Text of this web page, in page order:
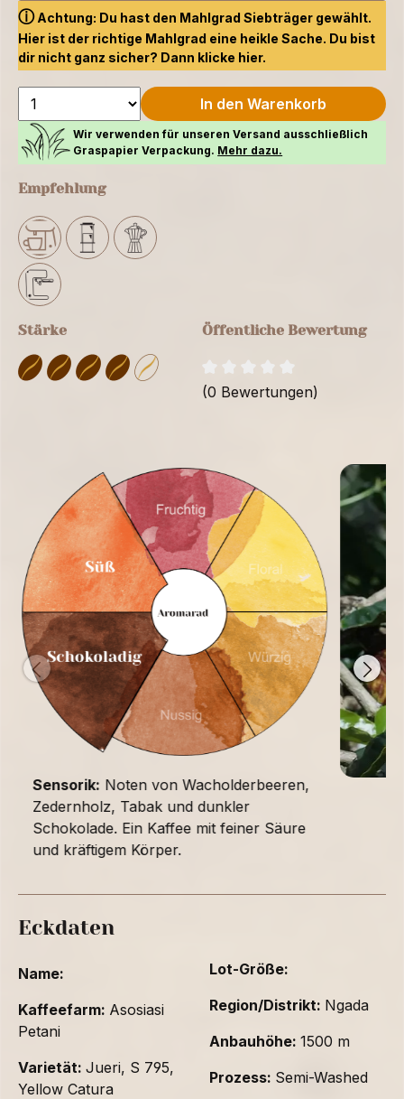
ⓘAchtung: Du hast den Mahlgrad Siebträger gewählt.
Hier ist der richtige Mahlgrad eine heikle Sache. Du bist
dir nicht ganz sicher? Dann klicke hier.
In den Warenkorb
Wir verwenden für unseren Versand ausschließlich
Graspapier Verpackung. Mehr dazu.
Empfehlung
Stärke Öffentliche Bewertung
(0 Bewertungen)
Sensorik: Noten von Wacholderbeeren,
Zedernholz, Tabak und dunkler
Schokolade. Ein Kaffee mit feiner Säure
und kräftigem Körper.
Eckdaten
Name:
Kaffeefarm: Asosiasi
Petani
Varietät: Jueri, S 795,
Yellow Catura
Lot-Größe:
Region/Distrikt: Ngada
Anbauhöhe: 1500 m
Prozess: Semi-Washed